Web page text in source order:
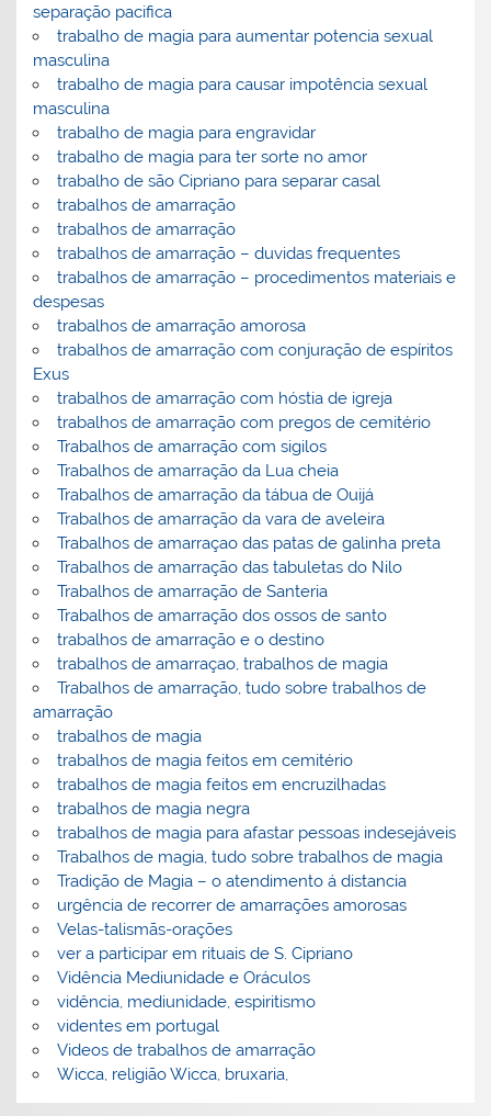
separação pacifica
trabalho de magia para aumentar potencia sexual
masculina
trabalho de magia para causar impotência sexual
masculina
trabalho de magia para engravidar
trabalho de magia para ter sorte no amor
trabalho de são Cipriano para separar casal
trabalhos de amarração
trabalhos de amarração
trabalhos de amarração – duvidas frequentes
trabalhos de amarração – procedimentos materiais e
despesas
trabalhos de amarração amorosa
trabalhos de amarração com conjuração de espíritos
Exus
trabalhos de amarração com hóstia de igreja
trabalhos de amarração com pregos de cemitério
Trabalhos de amarração com sigilos
Trabalhos de amarração da Lua cheia
Trabalhos de amarração da tábua de Ouijá
Trabalhos de amarração da vara de aveleira
Trabalhos de amarraçao das patas de galinha preta
Trabalhos de amarração das tabuletas do Nilo
Trabalhos de amarração de Santeria
Trabalhos de amarração dos ossos de santo
trabalhos de amarração e o destino
trabalhos de amarraçao, trabalhos de magia
Trabalhos de amarração, tudo sobre trabalhos de
amarração
trabalhos de magia
trabalhos de magia feitos em cemitério
trabalhos de magia feitos em encruzilhadas
trabalhos de magia negra
trabalhos de magia para afastar pessoas indesejáveis
Trabalhos de magia, tudo sobre trabalhos de magia
Tradição de Magia – o atendimento á distancia
urgência de recorrer de amarrações amorosas
Velas-talismãs-orações
ver a participar em rituais de S. Cipriano
Vidência Mediunidade e Oráculos
vidência, mediunidade, espiritismo
videntes em portugal
Videos de trabalhos de amarração
Wicca, religião Wicca, bruxaria,